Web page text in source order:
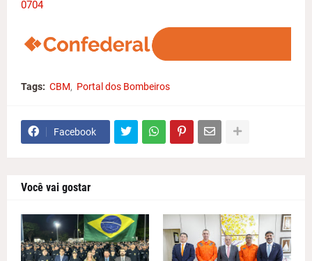
0704
Tags: CBM Portal dos Bombeiros
Facebook
Você vai gostar